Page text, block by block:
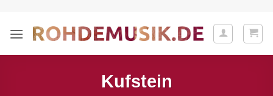
springen
Kufstein